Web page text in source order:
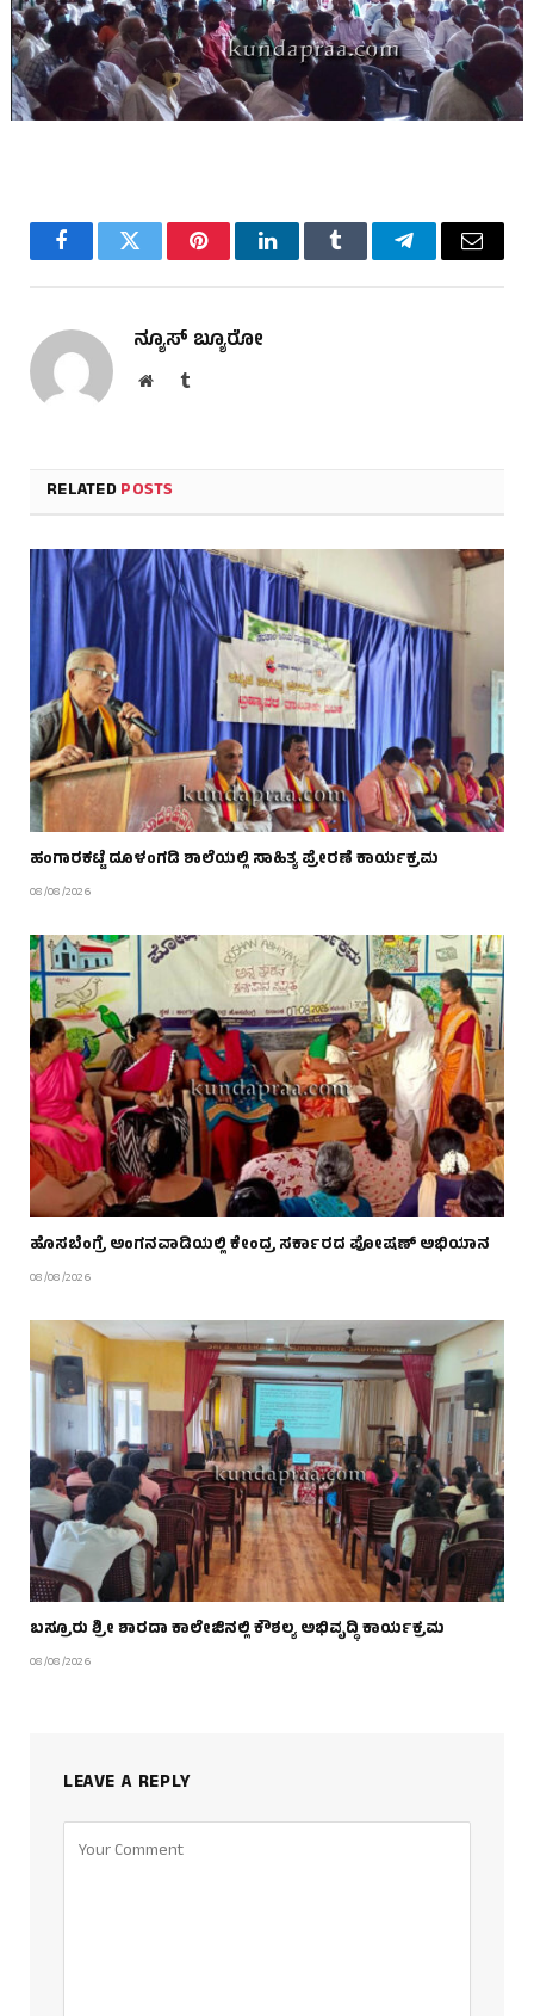
FacebookTwitter PinterestLinkedInTumblr TelegramEmail
ನ್ಯೂಸ್ ಬ್ಯೂರೋ
WebsiteTumblr
RELATEDPOSTS
ಹಂಗಾರಕಟ್ಟೆ ದೂಳಂಗಡಿ ಶಾಲೆಯಲ್ಲಿ ಸಾಹಿತ್ಯ ಪ್ರೇರಣೆ ಕಾರ್ಯಕ್ರಮ
08/08/2026
ಹೊಸಬೆಂಗ್ರೆ ಅಂಗನವಾಡಿಯಲ್ಲಿ ಕೇಂದ್ರ ಸರ್ಕಾರದ ಪೋಷಣ್ ಅಭಿಯಾನ
08/08/2026
ಬಸ್ರೂರು ಶ್ರೀ ಶಾರದಾ ಕಾಲೇಜಿನಲ್ಲಿ ಕೌಶಲ್ಯ ಅಭಿವೃದ್ಧಿ ಕಾರ್ಯಕ್ರಮ
08/08/2026
LEAVE A REPLY